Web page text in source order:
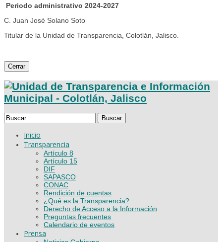
Periodo administrativo 2024-2027
C. Juan José Solano Soto
Titular de la Unidad de Transparencia, Colotlán, Jalisco.
Cerrar
Buscar
Inicio
Transparencia
Artículo 8
Artículo 15
DIF
SAPASCO
CONAC
Rendición de cuentas
¿Qué es la Transparencia?
Derecho de Acceso a la Información
Preguntas frecuentes
Calendario de eventos
Prensa